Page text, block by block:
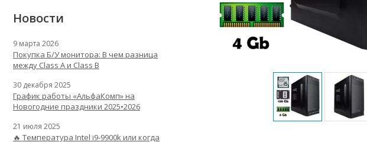
Новости
9 марта 2026
Покупка Б/У монитора: В чем разница
между Class A и Class B
30 декабря 2025
График работы «АльфаКомп» на
Новогодние праздники 2025•2026
21 июля 2025
🔥 Температура Intel i9-9900k или когда